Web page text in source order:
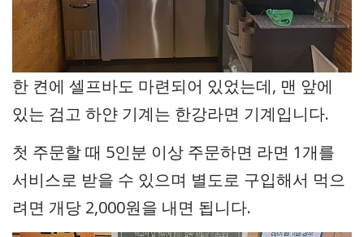
한 켠에 셀프바도 마련되어 있었는데, 맨 앞에
있는 검고 하얀 기계는 한강라면 기계입니다.
첫 주문할 때 5인분 이상 주문하면 라면 1개를
서비스로 받을 수 있으며 별도로 구입해서 먹으
려면 개당 2,000원을 내면 됩니다.